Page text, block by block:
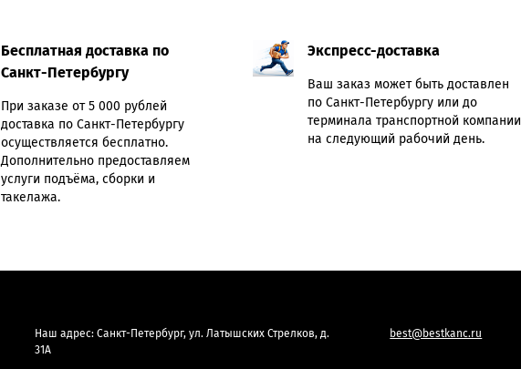
Бесплатная доставка по
Санкт-Петербургу
При заказе от 5 000 рублей
доставка по Санкт-Петербургу
осуществляется бесплатно.
Дополнительно предоставляем
услуги подъёма, сборки и
такелажа.
Экспресс-доставка
Ваш заказ может быть доставлен
по Санкт-Петербургу или до
терминала транспортной компании
на следующий рабочий день.
Наш адрес: Санкт-Петербург, ул. Латышских Стрелков, д.
31А
best@bestkanc.ru